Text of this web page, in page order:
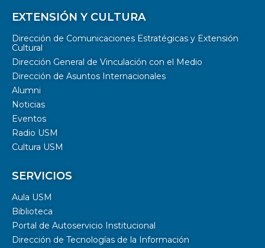
EXTENSIÓN Y CULTURA
Dirección de Comunicaciones Estratégicas y Extensión
Cultural
Dirección General de Vinculación con el Medio
Dirección de Asuntos Internacionales
Alumni
Noticias
Eventos
Radio USM
Cultura USM
SERVICIOS
Aula USM
Biblioteca
Portal de Autoservicio Institucional
Dirección de Tecnologías de la Información